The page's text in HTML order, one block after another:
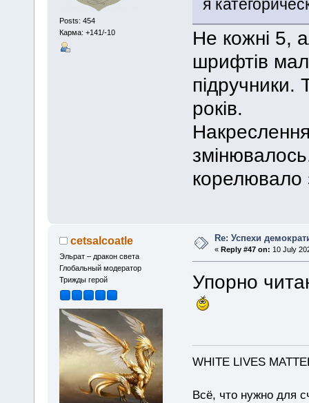
Posts: 454
Карма: +141/-10
я
Не кожні 5,
шрифтів
підручники.
років.
корелювало
cetsalcoatle
Эльрат – дракон света
Глобальный модератор
Трижды герой
Re: Успехи
« Reply #47 on: 10 July
Упорно
WHITE LIVES
Всё, что нужно для